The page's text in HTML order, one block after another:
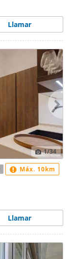
Llamar
1/34
Llamar
Máx. 10km